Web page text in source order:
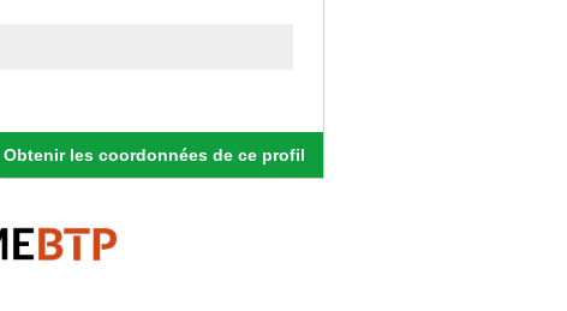
Obtenir les coordonnées de ce profil